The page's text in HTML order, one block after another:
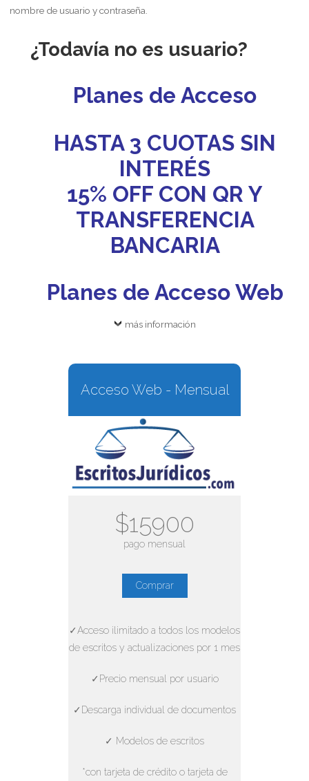
nombre de usuario y contraseña.
¿Todavía no es usuario?
Planes de Acceso
HASTA 3 CUOTAS SIN
INTERÉS
15% OFF CON QR Y
TRANSFERENCIA
BANCARIA
Planes de Acceso Web
más información
Acceso Web - Mensual
$15900
pago mensual
Comprar
✓Acceso ilimitado a todos los modelos
de escritos y actualizaciones por 1 mes
✓Precio mensual por usuario
✓Descarga individual de documentos
✓ Modelos de escritos
*con tarjeta de crédito o tarjeta de